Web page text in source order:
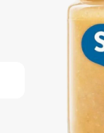
hvězdiček.